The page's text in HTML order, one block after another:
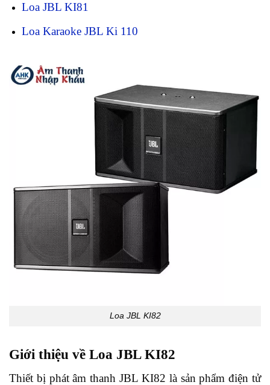
Loa JBL KI81
Loa Karaoke JBL Ki 110
Loa JBL KI82
Giới thiệu về Loa JBL KI82
Thiết bị phát âm thanh JBL KI82 là sản phẩm điện tử